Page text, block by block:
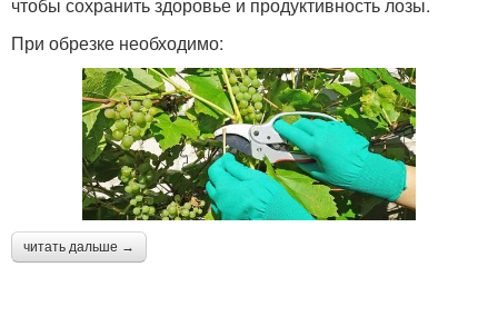
чтобы сохранить здоровье и продуктивность лозы.
При обрезке необходимо:
читать дальше →